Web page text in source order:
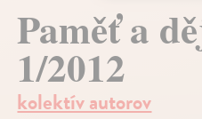
Paměť a
1/2012
kolektív autorov